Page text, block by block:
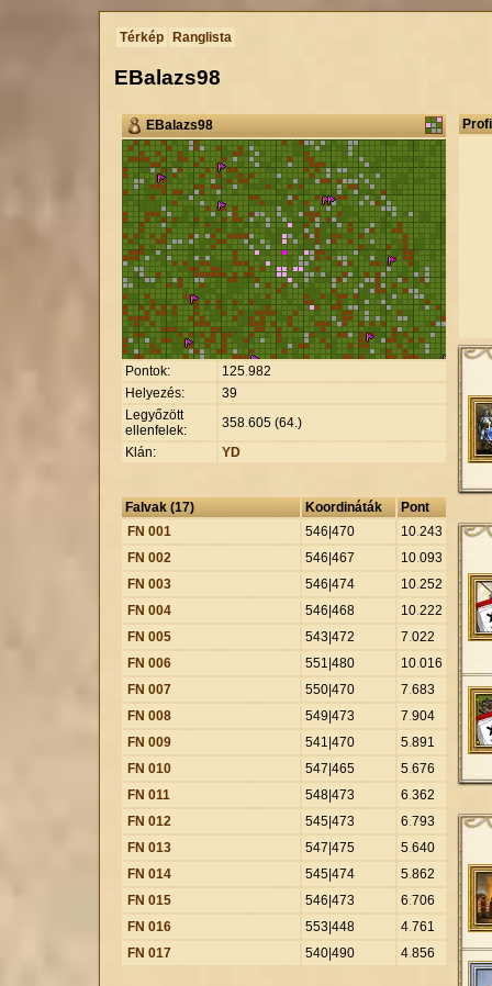
Térkép Ranglista
EBalazs98
EBalazs98
Pontok: 125.982
Helyezés:
39
Legyőzött
ellenfelek:
358.605 (64.)
Klán:
YD
Falvak (17) Koordináták
Pont
FN 001
546|470 10.243
FN 002
546|467 10.093
FN 003
546|474 10.252
FN 004
546|468 10.222
FN 005
543|472 7.022
FN 006
551|480 10.016
FN 007
550|470 7.683
FN 008
549|473 7.904
FN 009
541|470 5.891
FN 010
547|465 5.676
FN 011
548|473 6.362
FN 012
545|473 6.793
FN 013
547|475 5.640
FN 014
545|474 5.862
FN 015
546|473 6.706
FN 016
553|448 4.761
FN 017
540|490 4.856